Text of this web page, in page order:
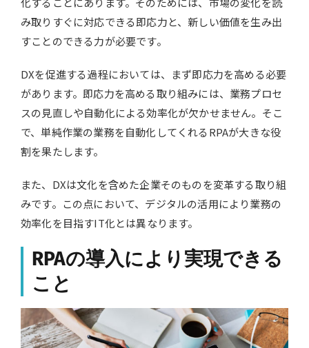
み取りすぐに対応できる即応力と、新しい価値を生み出
すことのできる力が必要です。
DXを促進する過程においては、まず即応力を高める必要
があります。即応力を高める取り組みには、業務プロセ
スの見直しや自動化による効率化が欠かせません。そこ
で、単純作業の業務を自動化してくれるRPAが大きな役
割を果たします。
また、DXは文化を含めた企業そのものを変革する取り組
みです。この点において、デジタルの活用により業務の
効率化を目指すIT化とは異なります。
RPAの導入により実現できる
こと